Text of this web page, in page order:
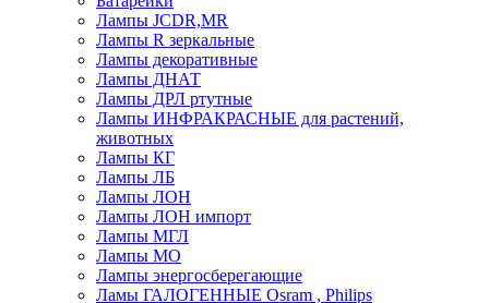
Лампы JCDR,MR
Лампы R зеркальные
Лампы декоративные
Лампы ДНАТ
Лампы ДРЛ ртутные
Лампы ИНФРАКРАСНЫЕ для растений,
животных
Лампы КГ
Лампы ЛБ
Лампы ЛОН
Лампы ЛОН импорт
Лампы МГЛ
Лампы МО
Лампы энергосберегающие
Ламы ГАЛОГЕННЫЕ Osram , Philips